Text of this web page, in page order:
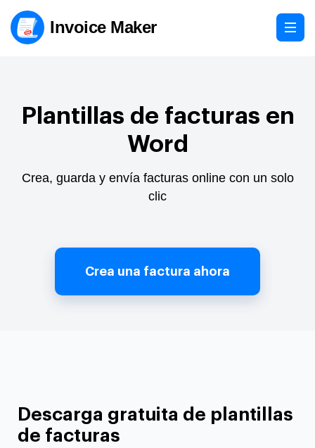
Invoice Maker
Plantillas de facturas en
Word
Crea, guarda y envía facturas online con un solo
clic
Crea una factura ahora
Descarga gratuita de plantillas
de facturas